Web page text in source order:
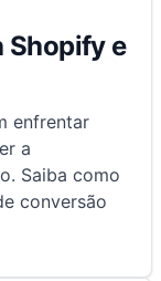
Shopify e
enfrentar
a
Saiba como
conversão